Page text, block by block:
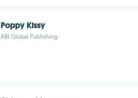
Poppy Kissy
ABI Global Publishing